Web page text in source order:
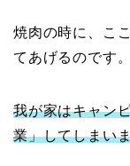
焼肉の時に、こ
てあげるのです。
我が家はキャン
業」してしまい